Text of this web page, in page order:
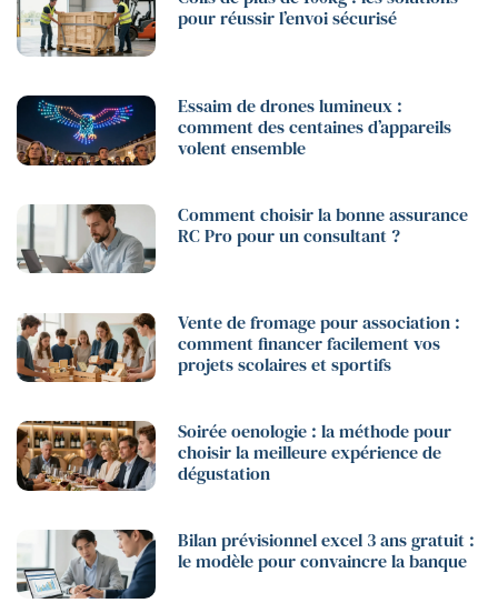
pour réussir l’envoi sécurisé
Essaim de drones lumineux :
comment des centaines d’appareils
volent ensemble
Comment choisir la bonne assurance
RC Pro pour un consultant ?
Vente de fromage pour association :
comment financer facilement vos
projets scolaires et sportifs
Soirée oenologie : la méthode pour
choisir la meilleure expérience de
dégustation
Bilan prévisionnel excel 3 ans gratuit :
le modèle pour convaincre la banque